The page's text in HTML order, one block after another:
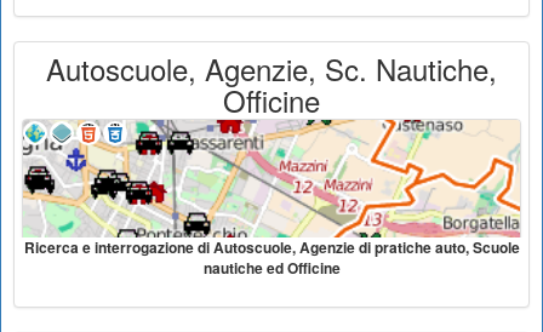
Autoscuole, Agenzie, Sc. Nautiche,
Officine
Ricerca e interrogazione di Autoscuole, Agenzie di pratiche auto, Scuole
nautiche ed Officine